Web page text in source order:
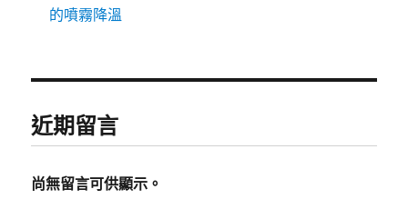
的噴霧降溫
近期留言
尚無留言可供顯示。